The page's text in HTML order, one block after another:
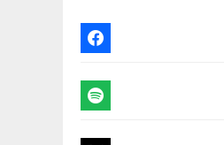
facebook
spotify